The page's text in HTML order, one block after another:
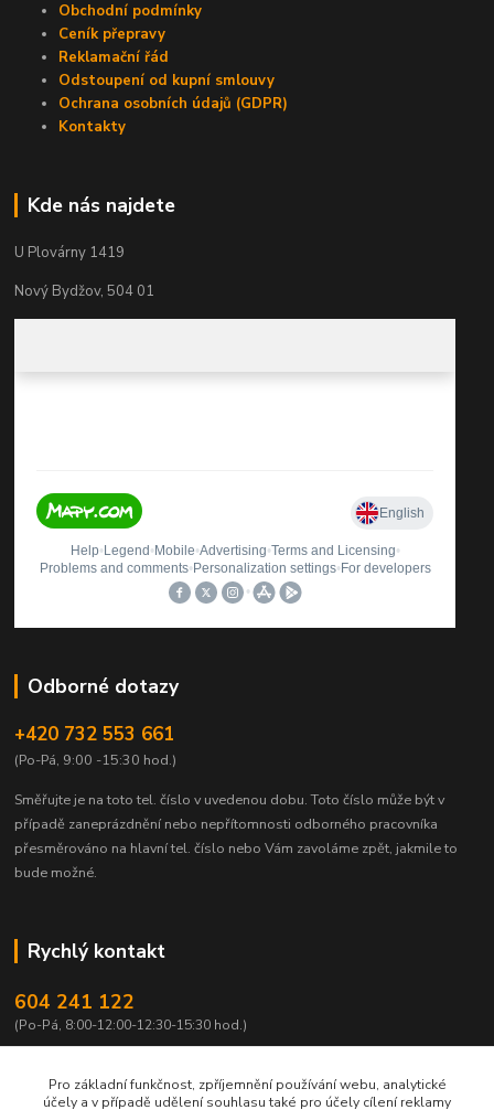
Obchodní podmínky
Ceník přepravy
Reklamační řád
Odstoupení od kupní smlouvy
Ochrana osobních údajů (GDPR)
Kontakty
Kde nás najdete
U Plovárny 1419
Nový Bydžov, 504 01
Odborné dotazy
+420 732 553 661
(Po-Pá, 9:00 -15:30 hod.)
Směřujte je na toto tel. číslo v uvedenou dobu. Toto číslo může být v
případě zaneprázdnění nebo nepřítomnosti odborného pracovníka
přesměrováno na hlavní tel. číslo nebo Vám zavoláme zpět, jakmile to
bude možné.
Rychlý kontakt
604 241 122
(Po-Pá, 8:00-12:00-12:30-15:30 hod.)
Pro základní funkčnost, zpříjemnění používání webu, analytické
účely a v případě udělení souhlasu také pro účely cílení reklamy